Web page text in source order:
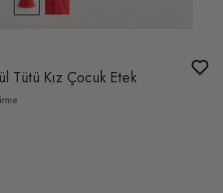
Tütü Kız Çocuk Etek